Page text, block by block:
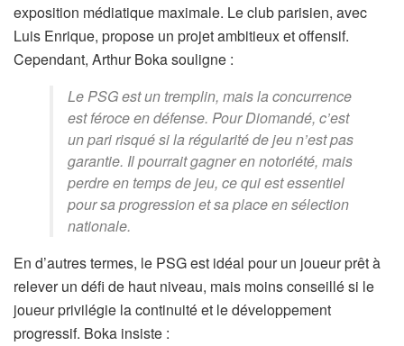
exposition médiatique maximale. Le club parisien, avec
Luis Enrique, propose un projet ambitieux et offensif.
Cependant, Arthur Boka souligne :
Le PSG est un tremplin, mais la concurrence
est féroce en défense. Pour Diomandé, c’est
un pari risqué si la régularité de jeu n’est pas
garantie. Il pourrait gagner en notoriété, mais
perdre en temps de jeu, ce qui est essentiel
pour sa progression et sa place en sélection
nationale.
En d’autres termes, le PSG est idéal pour un joueur prêt à
relever un défi de haut niveau, mais moins conseillé si le
joueur privilégie la continuité et le développement
progressif. Boka insiste :